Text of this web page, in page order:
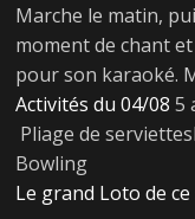
Marche le matin,
moment de chant
pour son karaoké.
Activités du 04/08 5
Pliage de
Bowling
Le grand Loto de ce